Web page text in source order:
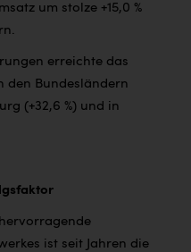
um stolze +15,0 %
erreichte das
den Bundesländern
(+32,6 %) und in
ist seit Jahren die